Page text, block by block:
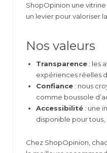
ShopOpinion une
un levier pour valoriser
Nos valeurs
Transparence : les
expériences réelles
Confiance : nous
comme boussole
Accessibilité : une
disponible pour tous,
Chez ShopOpinion,